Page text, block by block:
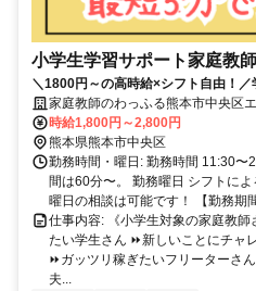
小学生学習サポート家庭教師
＼1800円～の高時給×シフト自由！
ト！柔軟シフト制でプライベートも
家庭教師のわっふる熊本市中央区
時給1,800円～2,800円
熊本県熊本市中央区
勤務時間・曜日: 勤務時間 11:30〜
間は60分〜。 勤務曜日 シフトに
曜日の相談は可能です！ 【勤務期
仕事内容: 《小学生対象の家庭教師
たい学生さん ⏩新しいことにチャ
⏩ガッツリ稼ぎたいフリーターさ
夫...